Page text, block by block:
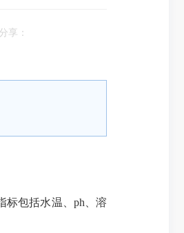
分享：
标包括水温、ph、溶